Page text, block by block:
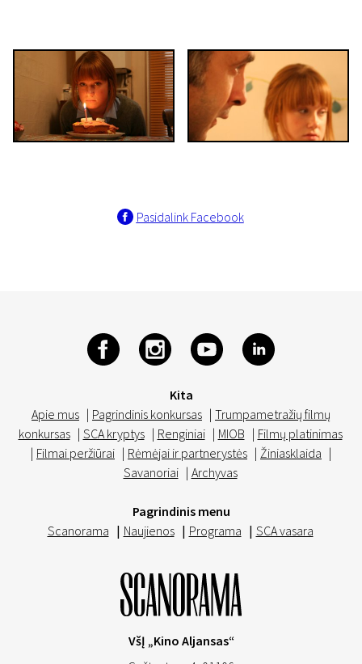
Pasidalink Facebook
Kita
Apie mus | Pagrindinis konkursas | Trumpametražių filmų
konkursas | SCA kryptys | Renginiai | MIOB | Filmų platinimas
| Filmai peržiūrai | Rėmėjai ir partnerystės | Žiniasklaida |
Savanoriai | Archyvas
Pagrindinis menu
Scanorama | Naujienos | Programa | SCA vasara
VšĮ „Kino Aljansas“